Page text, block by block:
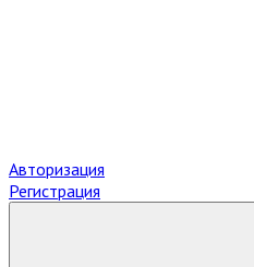
Авторизация
Регистрация